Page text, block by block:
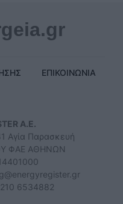
ΕΠΙΚΟΙΝΩΝΙΑ
Α.Ε.
Αγία Παρασκευή
ΦΑΕ ΑΘΗΝΩΝ
210 6534882